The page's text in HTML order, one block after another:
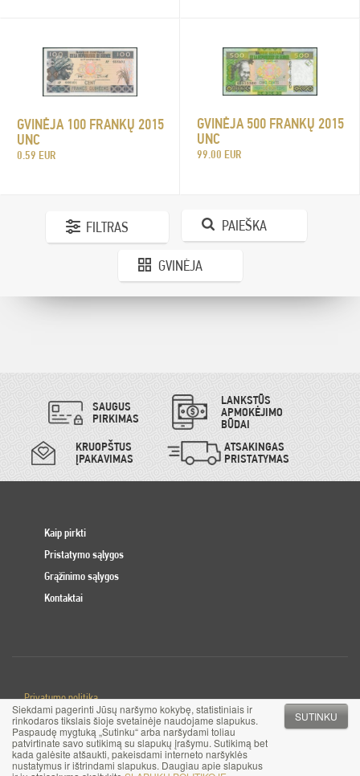
Siekdami pagerinti Jūsų naršymo kokybę, statistiniais ir
rinkodaros tikslais šioje svetainėje naudojame slapukus.
Paspaudę mygtuką „Sutinku“ arba naršydami toliau
patvirtinate savo sutikimą su slapukų įrašymu. Sutikimą bet
kada galėsite atšaukti, pakeisdami interneto naršyklės
nustatymus ir ištrindami slapukus. Daugiau apie slapukus
SUTINKU
GVINĖJA 100 FRANKŲ 2015
UNC
0.59 EUR
GVINĖJA 500 FRANKŲ 2015
UNC
99.00 EUR
FILTRAS PAIEŠKA
GVINĖJA
SAUGUS
PIRKIMAS
LANKSTŪS
APMOKĖJIMO
BŪDAI
KRUOPŠTUS
ĮPAKAVIMAS
ATSAKINGAS
PRISTATYMAS
Kaip pirkti
Pristatymo sąlygos
Grąžinimo sąlygos
Kontaktai
Privatumo politika
Slapuku politika
© 2017 MB Pinigai.lt. Visos teisės saugomos